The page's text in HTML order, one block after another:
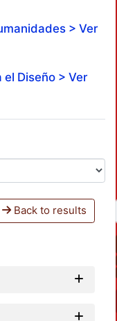
> Ver
Diseño > Ver
Back to results